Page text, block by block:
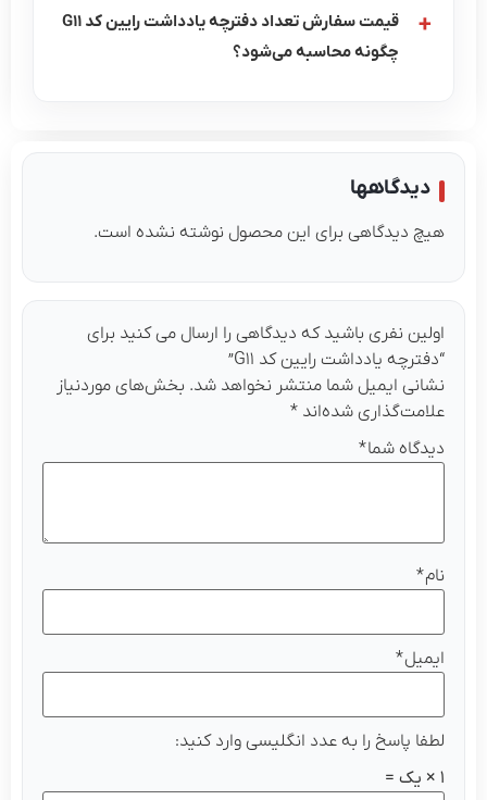
قیمت سفارش تعداد دفترچه یادداشت رایین کد G11
چگونه محاسبه می‌شود؟
دیدگاهها
هیچ دیدگاهی برای این محصول نوشته نشده است.
اولین نفری باشید که دیدگاهی را ارسال می کنید برای
“دفترچه یادداشت رایین کد G۱۱”
نشانی ایمیل شما منتشر نخواهد شد. بخش‌های موردنیاز
علامت‌گذاری شده‌اند*
دیدگاه شما*
نام*
ایمیل*
لطفا پاسخ را به عدد انگلیسی وارد کنید: